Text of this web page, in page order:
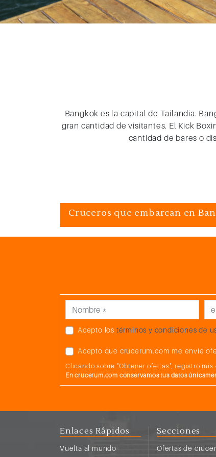
Bangkok es la capital de Tailandia.
gran cantidad de visitantes. El Kick
cantidad de bares o
Cruceros que embarcan en
Acepto los términos y condiciones de
Acepto que crucerum.com me envíe
Clicando sobre "Obtener ofertas", registro
En crucerum.com conservamos tus datos
Enlaces Rápidos
Vuelta al mundo
Secciones
Ofertas de